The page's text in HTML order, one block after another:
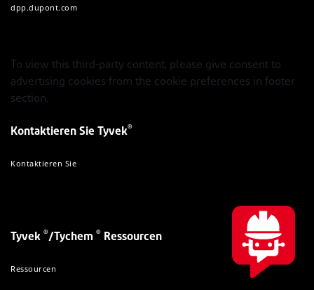
dpp.dupont.com
To view this third-party content, please give consent to
advertising cookies from the cookie preferences in footer
section.
Kontaktieren Sie Tyvek®
Kontaktieren Sie
Tyvek ®/Tychem ® Ressourcen
Ressourcen